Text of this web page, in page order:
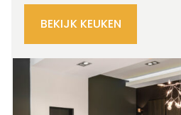
BEKIJK KEUKEN